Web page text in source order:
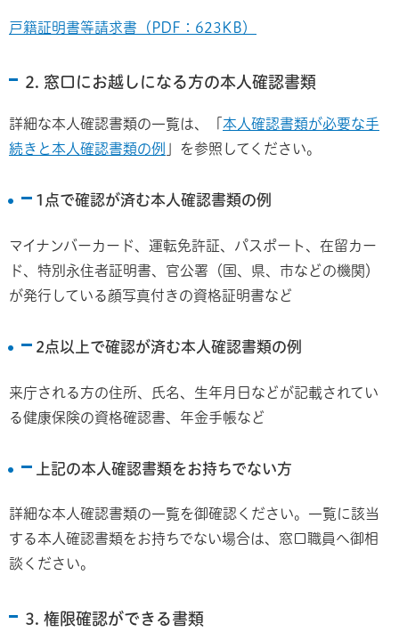
戸籍証明書等請求書（PDF：623KB）
2. 窓口にお越しになる方の本人確認書類
詳細な本人確認書類の一覧は、「 本人確認書類が必要な手
続きと本人確認書類の例
」を参照してください。
1点で確認が済む本人確認書類の例
マイナンバーカード、運転免許証、パスポート、在留カー
ド、特別永住者証明書、官公署（国、県、市などの機関）
が発行している顔写真付きの資格証明書など
2点以上で確認が済む本人確認書類の例
来庁される方の住所、氏名、生年月日などが記載されてい
る健康保険の資格確認書、年金手帳など
上記の本人確認書類をお持ちでない方
詳細な本人確認書類の一覧を御確認ください。一覧に該当
する本人確認書類をお持ちでない場合は、窓口職員へ御相
談ください。
3. 権限確認ができる書類